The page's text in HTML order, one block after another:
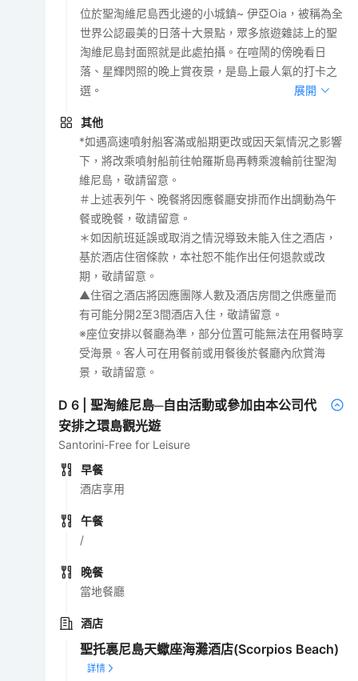
位於聖淘維尼島西北邊的小城鎮~ 伊亞Oia，被稱為全
世界公認最美的日落十大景點，眾多旅遊雜誌上的聖
淘維尼島封面照就是此處拍攝。在喧鬧的傍晚看日
落、星輝閃照的晚上賞夜景，是島上最人氣的打卡之
選。
展開
其他
*如遇高速噴射船客滿或船期更改或因天氣情況之影響
下，將改乘噴射船前往帕羅斯島再轉乘渡輪前往聖淘
維尼島，敬請留意。
＃上述表列午、晚餐將因應餐廳安排而作出調動為午
餐或晚餐，敬請留意。
＊如因航班延誤或取消之情況導致未能入住之酒店，
基於酒店住宿條款，本社恕不能作出任何退款或改
期，敬請留意。
▲住宿之酒店將因應團隊人數及酒店房間之供應量而
有可能分開2至3間酒店入住，敬請留意。
※座位安排以餐廳為準，部分位置可能無法在用餐時享
受海景。客人可在用餐前或用餐後於餐廳內欣賞海
景，敬請留意。
D6 |聖淘維尼島─自由活動或參加由本公司代
安排之環島觀光遊
Santorini-Free for Leisure
早餐
酒店享用
午餐
/
晚餐
當地餐廳
酒店
聖托裏尼島天蠍座海灘酒店(Scorpios Beach)